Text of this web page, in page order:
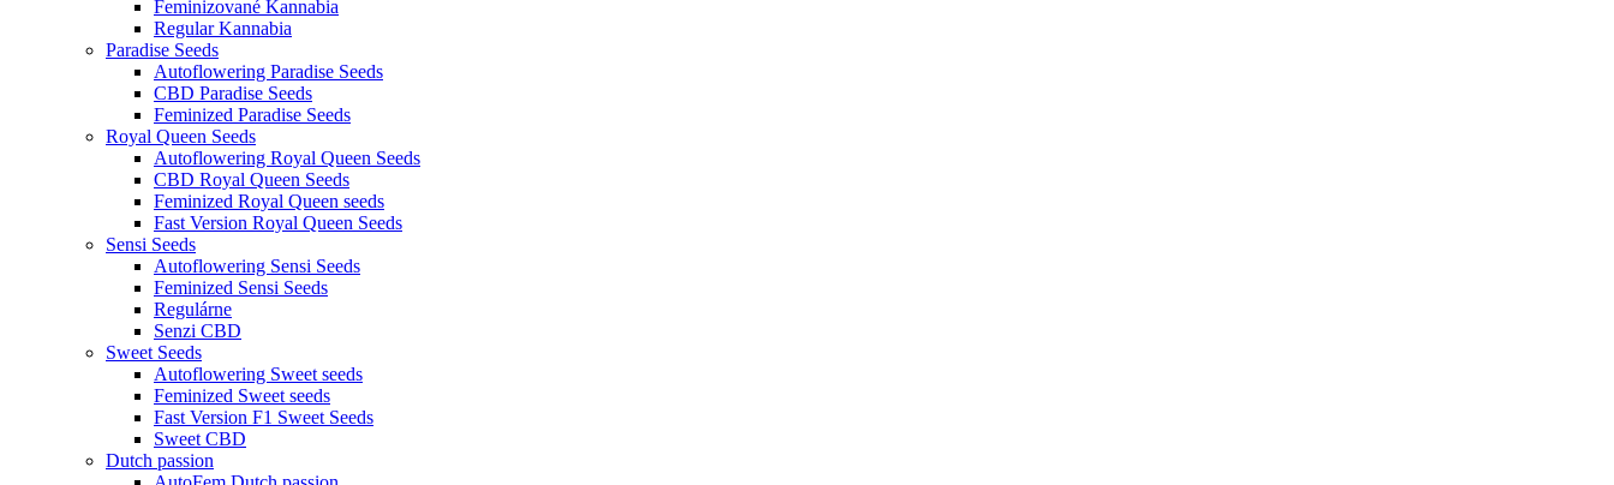
Feminizované Kannabia
Regular Kannabia
Paradise Seeds
Autoflowering Paradise Seeds
CBD Paradise Seeds
Feminized Paradise Seeds
Royal Queen Seeds
Autoflowering Royal Queen Seeds
CBD Royal Queen Seeds
Feminized Royal Queen seeds
Fast Version Royal Queen Seeds
Sensi Seeds
Autoflowering Sensi Seeds
Feminized Sensi Seeds
Regulárne
Senzi CBD
Sweet Seeds
Autoflowering Sweet seeds
Feminized Sweet seeds
Fast Version F1 Sweet Seeds
Sweet CBD
Dutch passion